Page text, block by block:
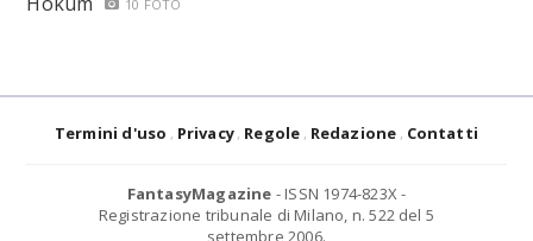
10 FOTO
Termini d'uso Privacy Regole Redazione Contatti
FantasyMagazine - ISSN 1974-823X -
Registrazione tribunale di Milano, n. 522 del 5
settembre 2006.